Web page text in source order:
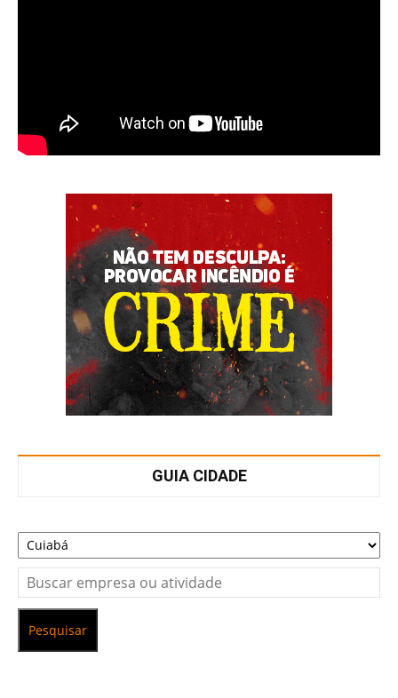
GUIA CIDADE
Pesquisar